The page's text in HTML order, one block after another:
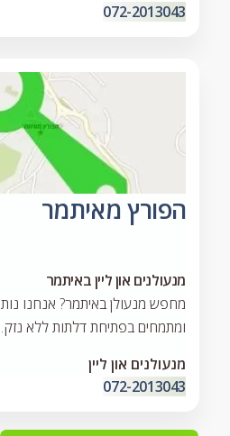
072-2013043
הפורץ מאיתמר
מנעולנים און ליין באיתמר
ומתמחים בפתיחת דלתות ללא נזק.
מנעולנים און ליין
072-2013043